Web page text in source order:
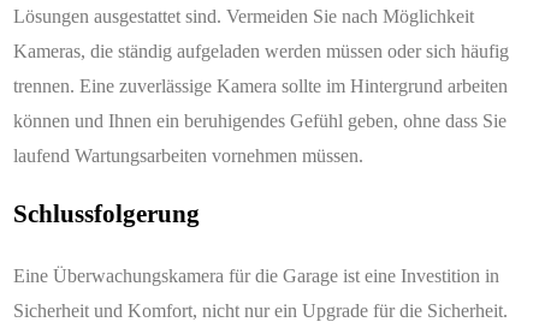
Lösungen ausgestattet sind. Vermeiden Sie nach Möglichkeit
Kameras, die ständig aufgeladen werden müssen oder sich häufig
trennen. Eine zuverlässige Kamera sollte im Hintergrund arbeiten
können und Ihnen ein beruhigendes Gefühl geben, ohne dass Sie
laufend Wartungsarbeiten vornehmen müssen.
Schlussfolgerung
Eine Überwachungskamera für die Garage ist eine Investition in
Sicherheit und Komfort, nicht nur ein Upgrade für die Sicherheit.